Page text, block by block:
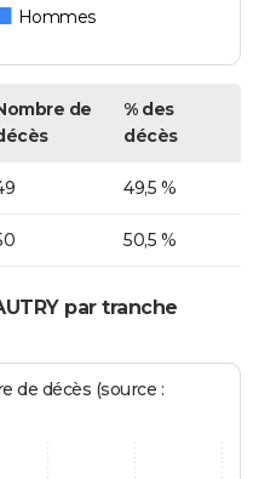
Hommes
de
% des
décès
49,5 %
50,5 %
par tranche
de décès (source :